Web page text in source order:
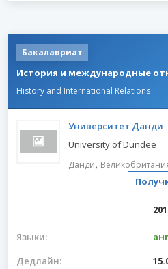
Бакалавриат
История и международные
History and International Relations
Университет Данди
University of Dundee
Данди,
Языки:
Дедлайн: